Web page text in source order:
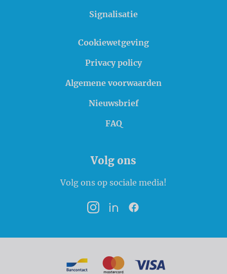
Signalisatie
Cookiewetgeving
Privacy policy
Algemene voorwaarden
Nieuwsbrief
FAQ
Volg ons
Volg ons op sociale media!
InstagramLinkedInFacebook
Betaalmogelijkheden
BancontactMasterCard
VISA